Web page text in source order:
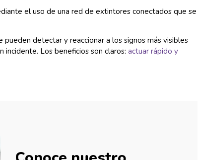
el uso de una red de extintores conectados que se
detectar y reaccionar a los signos más visibles
Los beneficios son claros: actuar rápido y